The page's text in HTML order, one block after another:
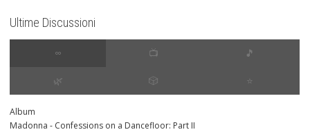
Ultime Discussioni
∞ 📺 🎵
🌿 🎲 ⭐️
Album
Madonna - Confessions on a Dancefloor: Part II